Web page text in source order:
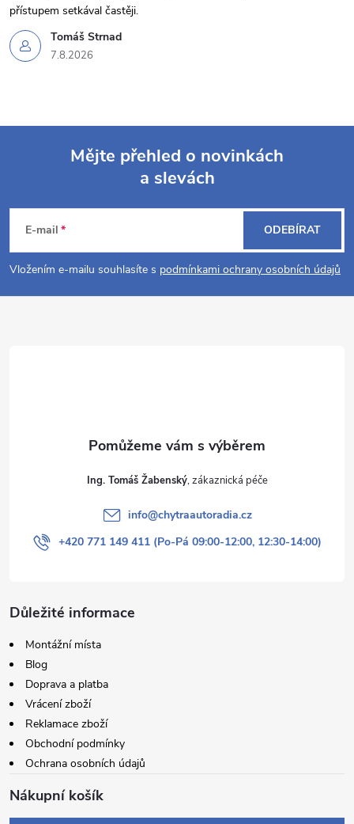
Tomáš Strnad
7.8.2026
přístupem setkával častěji.
p
Mějte přehled o novinkách
a slevách
E-mail
Vložením e-mailu souhlasíte s podmínkami ochrany osobních údajů
ODEBÍRAT
Ing. Tomáš Žabenský
info@chytraautoradia.cz
+420 771 149 411 (Po-Pá 09:00-12:00, 12:30-14:00)
Důležité informace
Montážní místa
Blog
Doprava a platba
Vrácení zboží
Reklamace zboží
Obchodní podmínky
Ochrana osobních údajů
Nákupní košík